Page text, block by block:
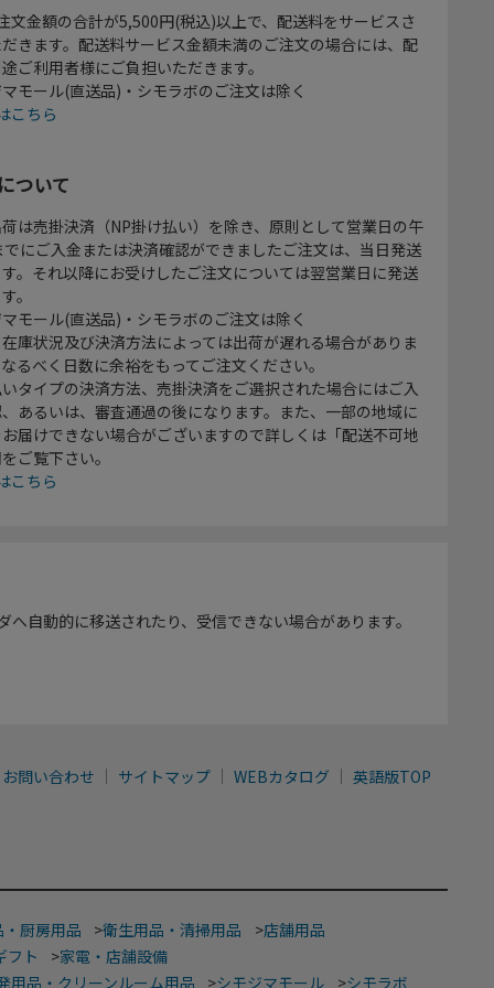
文金額の合計が5,500円(税込)以上で、配送料をサービスさ
きます。配送料サービス金額未満のご注文の場合には、配
ご利用者様にご負担いただきます。
モール(直送品)・シモラボのご注文は除く
こちら
ついて
は売掛決済（NP掛け払い）を除き、原則として営業日の午
にご入金または決済確認ができましたご注文は、当日発送
。それ以降にお受けしたご注文については翌営業日に発送
。
モール(直送品)・シモラボのご注文は除く
庫状況及び決済方法によっては出荷が遅れる場合がありま
るべく日数に余裕をもってご注文ください。
タイプの決済方法、売掛決済をご選択された場合にはご入
あるいは、審査通過の後になります。また、一部の地域に
届けできない場合がございますので詳しくは「配送不可地
ご覧下さい。
こちら
自動的に移送されたり、受信できない場合があります。
お問い合わせ サイトマップ WEBカタログ 英語版TOP
厨房用品 >衛生用品・清掃用品 >店舗用品
フト
>家電・店舗設備
用品・クリーンルーム用品
>シモジマモール >シモラボ